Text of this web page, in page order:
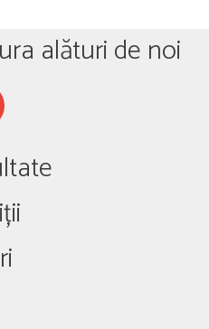
alături de noi